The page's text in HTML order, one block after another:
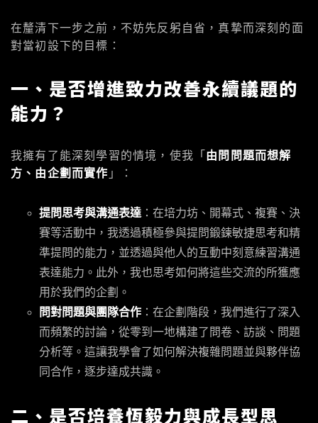
在釐清下一步之前，不妨先反躬自省，真摯而深刻的面
對當初設下的目標：
一、是否增進致力改善永續議題的
能力？
我擁有了能深刻學習的情境，使我「 由問問題而想解
方、由企劃而實作 」：
提問思考與溝通表達 ：在培力坊、開幕式、複賽、決
賽等活動中，我透過積極參與提問鍛鍊敏捷思考和精
準提問的能力，並透過與他人的互動中刻意練習溝通
表達能力。此外，我也思考如何將這些交流的所獲應
用於我們的企劃。
問對問題與團隊合作 ：在企劃階段，我們進行了深入
而頻繁的討論，從零到一地構建了問卷、訪談、問題
分析等。這讓我學會了如何解決複雜問題並與夥伴協
同合作，逐步達成共識。
二、是否培養恆毅力與成長型思